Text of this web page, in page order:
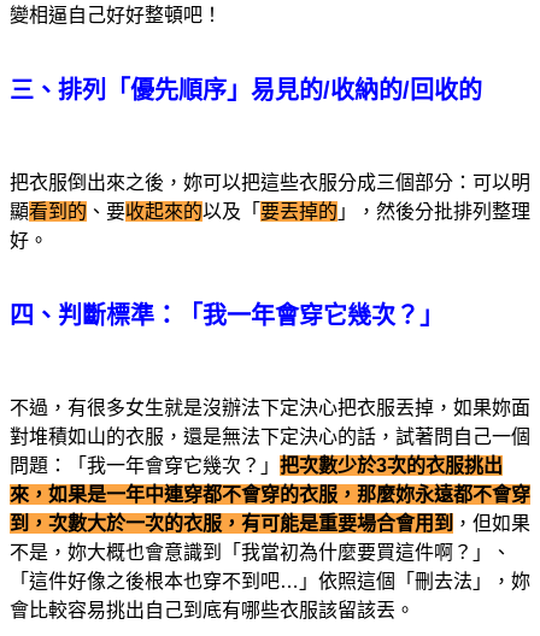
變相逼自己好好整頓吧！
三、排列「優先順序」易見的/收納的/回收的
把衣服倒出來之後，妳可以把這些衣服分成三個部分：可以明
顯看到的 、要收起來的以及「 要丟掉的 」，然後分批排列整理
好。
四、判斷標準：「我一年會穿它幾次？」
不過，有很多女生就是沒辦法下定決心把衣服丟掉，如果妳面
對堆積如山的衣服，還是無法下定決心的話，試著問自己一個
問題：「我一年會穿它幾次？」 把次數少於3次的衣服挑出
來，如果是一年中連穿都不會穿的衣服，那麼妳永遠都不會穿
到，次數大於一次的衣服，有可能是重要場合會用到 ，但如果
不是，妳大概也會意識到「我當初為什麼要買這件啊？」、
「這件好像之後根本也穿不到吧…」依照這個「刪去法」，妳
會比較容易挑出自己到底有哪些衣服該留該丟。